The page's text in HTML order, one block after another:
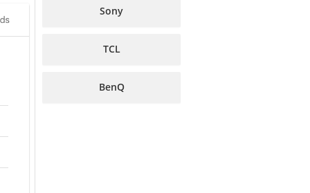
Sony
TCL
BenQ